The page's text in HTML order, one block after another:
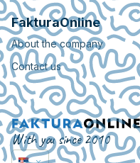
FakturaOnline
About the company
Contact us
With you since 2010